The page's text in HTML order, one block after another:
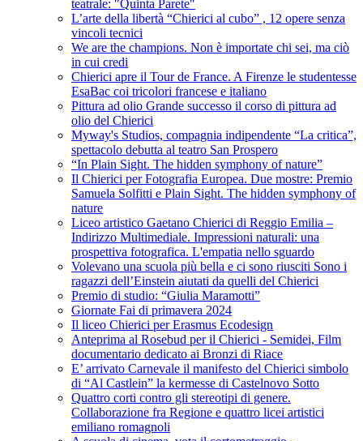
teatrale: "Quinta Parete"
L’arte della libertà “Chierici al cubo” , 12 opere senza
vincoli tecnici
We are the champions. Non è importate chi sei, ma ciò
in cui credi
Chierici apre il Tour de France. A Firenze le studentesse
EsaBac coi tricolori francese e italiano
Pittura ad olio Grande successo il corso di pittura ad
olio del Chierici
Myway's Studios, compagnia indipendente “La critica”,
spettacolo debutta al teatro San Prospero
“In Plain Sight. The hidden symphony of nature”
Il Chierici per Fotografia Europea. Due mostre: Premio
Samuela Solfitti e Plain Sight. The hidden symphony of
nature
Liceo artistico Gaetano Chierici di Reggio Emilia –
Indirizzo Multimediale. Impressioni naturali: una
prospettiva fotografica. L'empatia nello sguardo
Volevano una scuola più bella e ci sono riusciti Sono i
ragazzi dell’Einstein aiutati da quelli del Chierici
Premio di studio: “Giulia Maramotti”
Giornate Fai di primavera 2024
Il liceo Chierici per Erasmus Ecodesign
Anteprima al Rosebud per il Chierici - Semidei, Film
documentario dedicato ai Bronzi di Riace
E’ arrivato Carnevale il manifesto del Chierici simbolo
di “Al Castlein” la kermesse di Castelnovo Sotto
Quattro corti contro gli stereotipi di genere.
Collaborazione fra Regione e quattro licei artistici
emiliano romagnoli